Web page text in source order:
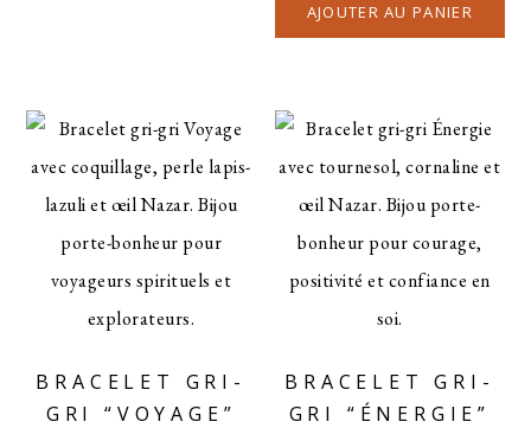
AJOUTER AU PANIER
BRACELET GRI-
GRI “VOYAGE”
BRACELET GRI-
GRI “ÉNERGIE”